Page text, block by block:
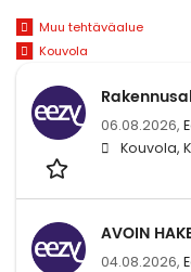
Muu tehtäväalue
Kouvola
06.08.2026,
Kouvola,
AVOIN
04.08.2026,